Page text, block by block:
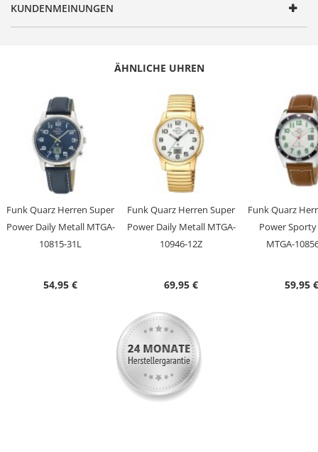
Super Power
Antrieb
Batterie/ Akku Typ
CR2032
Zeitsignal
Uhrwerk
TD2137G, Empfang des Signals DCF 77
(Mainflingen, DE)
Genauigkeit
+/- 1 Sekunde/1 Mio. Jahre
Anzeige
Analog-Digital
Funktionen
Funkgesteuerte automatische
Winterzeit, Leuchtzeiger,
Stunde/Minute/Sekunde
3 Bar
Mineralglas
Metall
KUNDENMEINUNGEN
ÄHNLICHE UHREN
Funk Quarz Herren Super
Power Daily Metall MTGA-
10815-31L
54,95 €
Funk Quarz Herren Super
Power Daily Metall MTGA-
10946-12Z
69,95 €
Funk Quarz
Power
MTGA-
59,95 €